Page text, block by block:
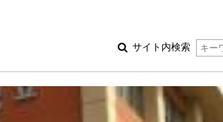
サイト内検索